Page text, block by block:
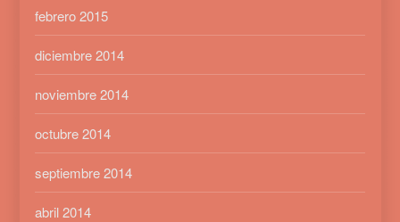
febrero 2015
diciembre 2014
noviembre 2014
octubre 2014
septiembre 2014
abril 2014